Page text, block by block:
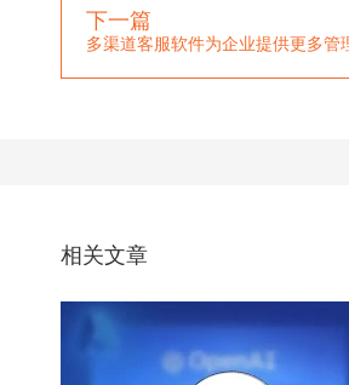
下一篇
多渠道客服软件为企业提供更多管
相关文章